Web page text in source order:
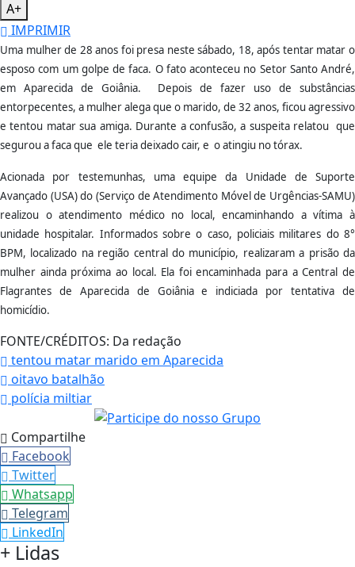
A+
IMPRIMIR
Uma mulher de 28 anos foi presa neste sábado, 18, após tentar matar o
esposo com um golpe de faca. O fato aconteceu no Setor Santo André,
em Aparecida de Goiânia. Depois de fazer uso de substâncias
entorpecentes, a mulher alega que o marido, de 32 anos, ficou agressivo
e tentou matar sua amiga. Durante a confusão, a suspeita relatou que
segurou a faca que ele teria deixado cair, e o atingiu no tórax.
Acionada por testemunhas, uma equipe da Unidade de Suporte
Avançado (USA) do (Serviço de Atendimento Móvel de Urgências-SAMU)
realizou o atendimento médico no local, encaminhando a vítima à
unidade hospitalar. Informados sobre o caso, policiais militares do 8°
BPM, localizado na região central do município, realizaram a prisão da
mulher ainda próxima ao local. Ela foi encaminhada para a Central de
Flagrantes de Aparecida de Goiânia e indiciada por tentativa de
homicídio.
FONTE/CRÉDITOS: Da redação
tentou matar marido em Aparecida
oitavo batalhão
polícia miltiar
Compartilhe
Facebook
Twitter
Whatsapp
Telegram
LinkedIn
+ Lidas